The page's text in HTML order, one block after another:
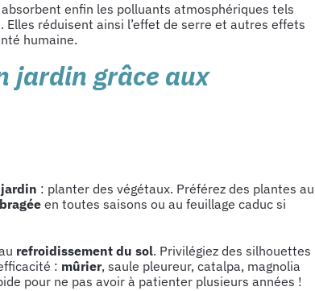
enfin les polluants atmosphériques tels
réduisent ainsi l’effet de serre et autres effets
humaine.
jardin grâce aux
jardin : planter des végétaux. Préférez des plantes au
en toutes saisons ou au feuillage caduc si
refroidissement du sol. Privilégiez des silhouettes
: mûrier, saule pleureur, catalpa, magnolia
pour ne pas avoir à patienter plusieurs années !